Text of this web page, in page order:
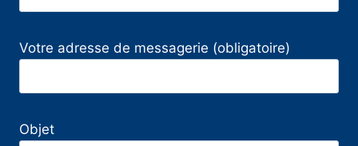
Votre adresse de messagerie (obligatoire)
Objet